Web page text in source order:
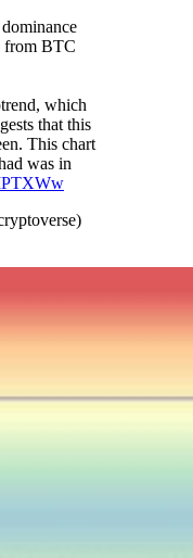
dominance
from BTC
which
that this
This chart
was in